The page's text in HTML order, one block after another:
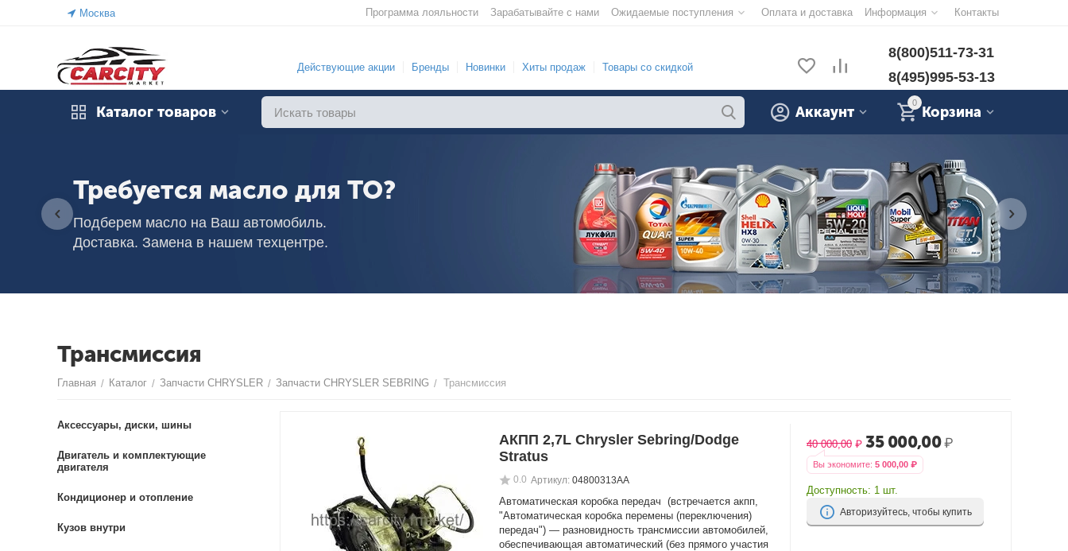
Москва Программа лояльности Зарабатывайте с нами Ожидаемые поступления Оплата и доставка Информация Контакты
Действующие акции Бренды Новинки Хиты продаж Товары со скидкой
8(800)511-73-31
8(495)995-53-13
Каталог товаров
0
Корзина
Аккаунт
Требуется масло для ТО?
Подберем масло на Ваш автомобиль.
Доставка. Замена в нашем техцентре.
Трансмиссия
Главная / Каталог / Запчасти CHRYSLER / Запчасти CHRYSLER SEBRING / Трансмиссия
АКПП 2,7L Chrysler Sebring/Dodge
Stratus
0.0 Артикул: 04800313AA
Автоматическая коробка передач (встречается акпп,
"Автоматическая коробка перемены (переключения)
передач") — разновидность трансмиссии автомобилей,
обеспечивающая автоматический (без прямого участия
40 000,00 ₽ 35 000,00 ₽
Вы экономите: 5 000,00 ₽
Доступность: 1 шт.
Авторизуйтесь, чтобы купить
Аксессуары, диски, шины
Двигатель и комплектующие
двигателя
Кондиционер и отопление
Кузов внутри